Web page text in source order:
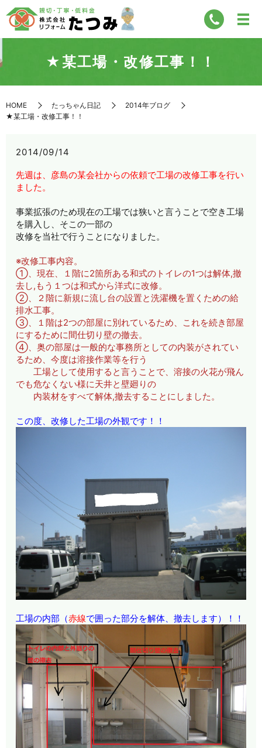
★某工場・改修工事！！
HOME たっちゃん日記
2014年ブログ
★某工場・改修工事！！
2014/09/14
先週は、彦島の某会社からの依頼で工場の改修工事を行い
ました。
事業拡張のため現在の工場では狭いと言うことで空き工場
を購入し、そこの一部の
改修を当社で行うことになりました。
※改修工事内容。
①、現在、１階に2箇所ある和式のトイレの1つは解体,撤
去し,もう１つは和式から洋式に改修。
②、２階に新規に流し台の設置と洗濯機を置くための給
排水工事。
③、１階は2つの部屋に別れているため、これを続き部屋
にするために間仕切り壁の撤去。
④、奥の部屋は一般的な事務所としての内装がされてい
るため、今度は溶接作業等を行う
工場として使用すると言うことで、溶接の火花が飛ん
でも危なくない様に天井と壁廻りの
内装材をすべて解体,撤去することにしました。
この度、改修した工場の外観です！！
工場の内部（赤線で囲った部分を解体、撤去します）！！